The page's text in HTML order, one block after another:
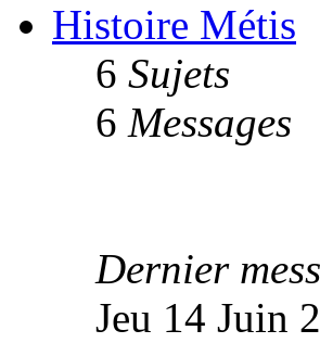
Histoire Métis
6 Sujets
6 Messages
Dernier
Jeu 14 Juin